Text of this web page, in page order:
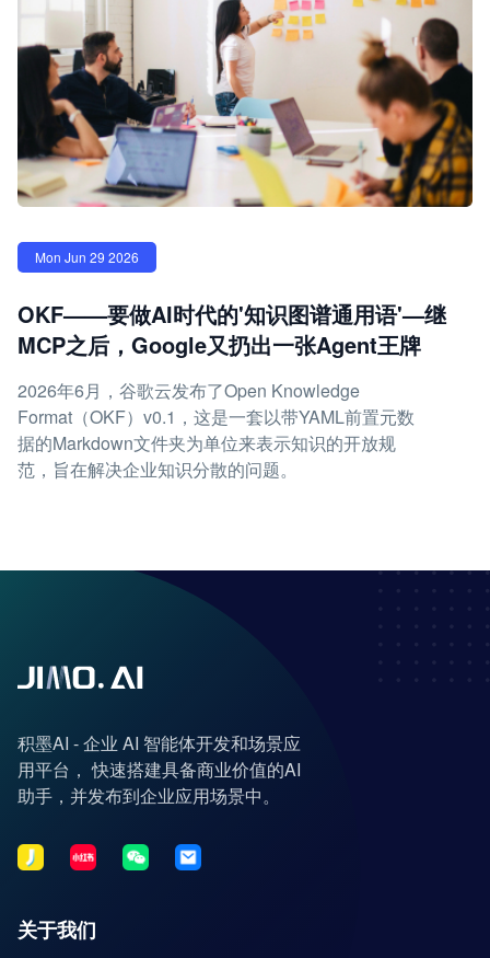
Mon Jun 29 2026
OKF——要做AI时代的'知识图谱通用语'—继
MCP之后，Google又扔出一张Agent王牌
2026年6月，谷歌云发布了Open Knowledge
Format（OKF）v0.1，这是一套以带YAML前置元数
据的Markdown文件夹为单位来表示知识的开放规
范，旨在解决企业知识分散的问题。
积墨AI - 企业 AI 智能体开发和场景应
用平台， 快速搭建具备商业价值的AI
助手，并发布到企业应用场景中。
关于我们